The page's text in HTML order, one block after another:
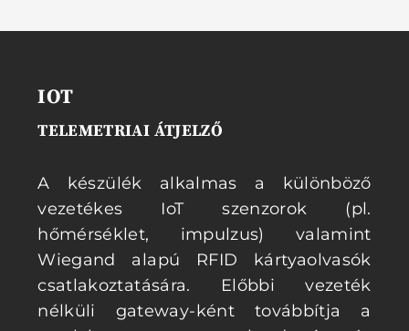
IOT
TELEMETRIAI ÁTJELZŐ
A készülék alkalmas a különböző
vezetékes IoT szenzorok (pl.
hőmérséklet, impulzus) valamint
Wiegand alapú RFID kártyaolvasók
csatlakoztatására. Előbbi vezeték
nélküli gateway-ként továbbítja a